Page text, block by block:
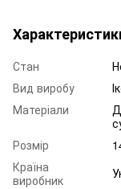
Стан
Вид виробу
Матеріали
Розмір
Країна
виробник